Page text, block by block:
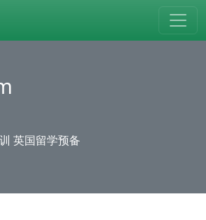
英国留学预备